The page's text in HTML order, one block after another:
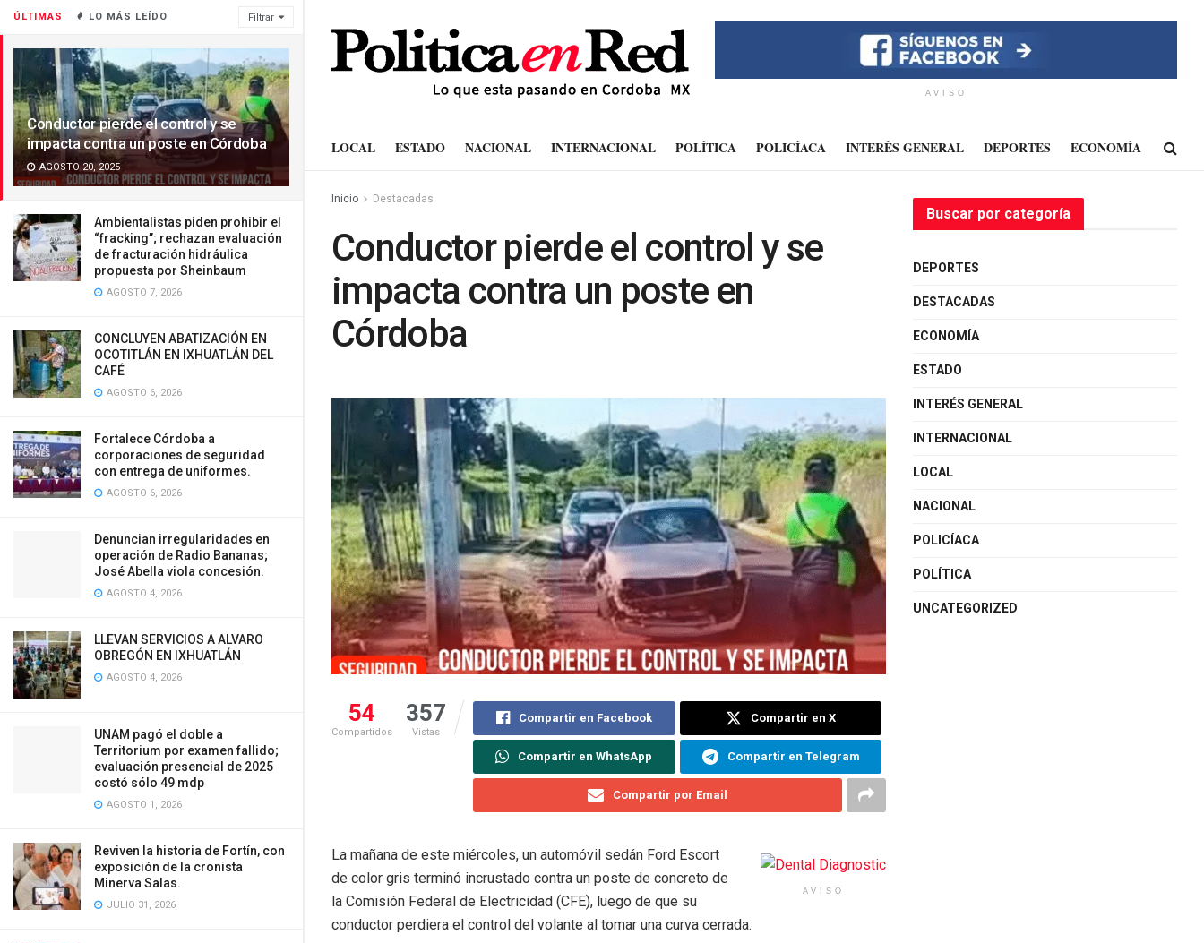
ÚLTIMAS LO MÁS LEÍDO Filtrar
Conductor pierde el control y se
impacta contra un poste en Córdoba
AGOSTO 20, 2025
Ambientalistas piden prohibir el
“fracking”; rechazan evaluación
de fracturación hidráulica
propuesta por Sheinbaum
AGOSTO 7, 2026
CONCLUYEN ABATIZACIÓN EN
OCOTITLÁN EN IXHUATLÁN DEL
CAFÉ
AGOSTO 6, 2026
Fortalece Córdoba a
corporaciones de seguridad
con entrega de uniformes.
AGOSTO 6, 2026
Denuncian irregularidades en
operación de Radio Bananas;
José Abella viola concesión.
AGOSTO 4, 2026
LLEVAN SERVICIOS A ALVARO
OBREGÓN EN IXHUATLÁN
AGOSTO 4, 2026
UNAM pagó el doble a
Territorium por examen fallido;
evaluación presencial de 2025
costó sólo 49 mdp
AGOSTO 1, 2026
Reviven la historia de Fortín, con
exposición de la cronista
Minerva Salas.
JULIO 31, 2026
AVISO
LOCAL ESTADO NACIONAL INTERNACIONAL POLÍTICA POLICÍACA INTERÉS GENERAL DEPORTES ECONOMÍA
Inicio Destacadas
Conductor pierde el control y se
impacta contra un poste en
Córdoba
54
Compartidos
357
Vistas
Compartir en Facebook Compartir en X
Compartir en WhatsApp Compartir en Telegram
Compartir por Email
AVISO
La mañana de este miércoles, un automóvil sedán Ford Escort
de color gris terminó incrustado contra un poste de concreto de
la Comisión Federal de Electricidad (CFE), luego de que su
conductor perdiera el control del volante al tomar una curva cerrada.
Buscar por categoría
DEPORTES
DESTACADAS
ECONOMÍA
ESTADO
INTERÉS GENERAL
INTERNACIONAL
LOCAL
NACIONAL
POLICÍACA
POLÍTICA
UNCATEGORIZED